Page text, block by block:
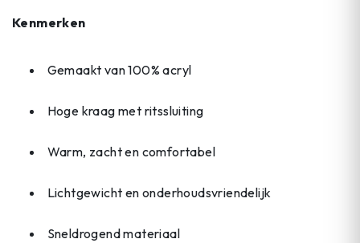
Kenmerken
Gemaakt van 100% acryl
Hoge kraag met ritssluiting
Warm, zacht en comfortabel
Lichtgewicht en onderhoudsvriendelijk
Sneldrogend materiaal